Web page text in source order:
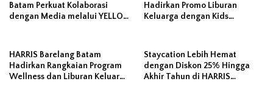
Batam Perkuat Kolaborasi
dengan Media melalui YELLO
Hadirkan Promo Liburan
Keluarga dengan Kids
HARRIS Barelang Batam
Hadirkan Rangkaian Program
Wellness dan Liburan Keluarga
Staycation Lebih Hemat
dengan Diskon 25% Hingga
Akhir Tahun di HARRIS